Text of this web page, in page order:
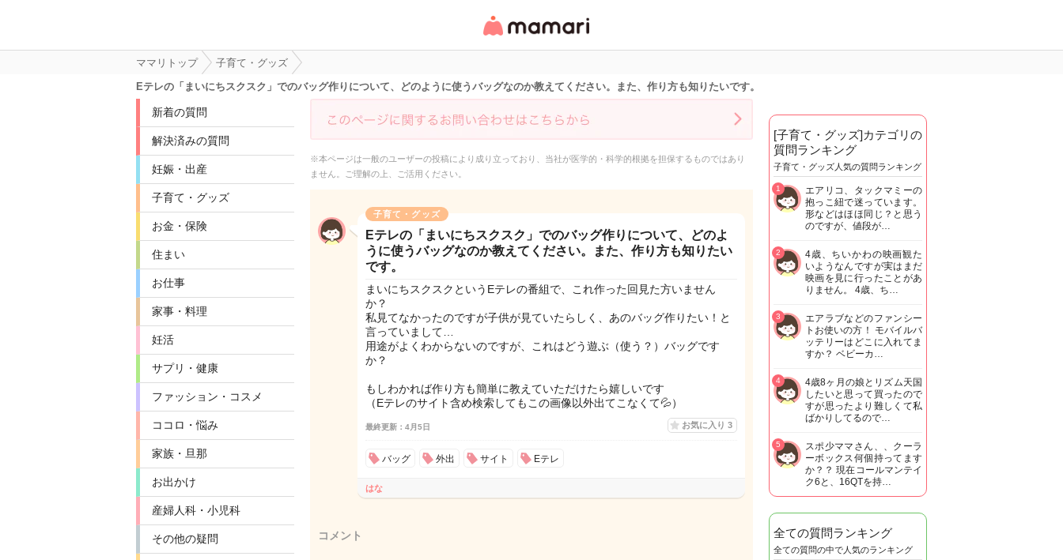
リ・情報サイト
ママリトップ
子育て・グッズ
Eテレの「まいにちスクスク」でのバッグ作りについて、どのように使うバッグなのか教えてください。また、作り方も知りたいです。
新着の質問
解決済みの質問
妊娠・出産
子育て・グッズ
お金・保険
住まい
お仕事
家事・料理
妊活
サプリ・健康
ファッション・コスメ
ココロ・悩み
家族・旦那
お出かけ
産婦人科・小児科
その他の疑問
※本ページは一般のユーザーの投稿により成り立っており、当社が医学的・科学的根拠を担保するものではあり
ません。ご理解の上、ご活用ください。
子育て・グッズ
Eテレの「まいにちスクスク」でのバッグ作りについて、どのよ
うに使うバッグなのか教えてください。また、作り方も知りたい
です。
まいにちスクスクというEテレの番組で、これ作った回見た方いません
か？
私見てなかったのですが子供が見ていたらしく、あのバッグ作りたい！と
言っていまして…
用途がよくわからないのですが、これはどう遊ぶ（使う？）バッグです
か？
もしわかれば作り方も簡単に教えていただけたら嬉しいです
（Eテレのサイト含め検索してもこの画像以外出てこなくて💦）
最終更新：4月5日 お気に入り 3
バッグ 外出 サイト Eテレ
はな
コメント
[子育て・グッズ]カテゴリの
質問ランキング
子育て・グッズ人気の質問ランキング
エアリコ、タックマミーの
抱っこ紐で迷っています。
形などはほほ同じ？と思う
のですが、値段が…
1
4歳、ちいかわの映画観た
いようなんですが実はまだ
映画を見に行ったことがあ
りません。 4歳、ち…
2
エアラブなどのファンシー
トお使いの方！ モバイルバ
ッテリーはどこに入れてま
すか？ ベビーカ…
3
4歳8ヶ月の娘とリズム天国
したいと思って買ったので
すが思ったより難しくて私
ばかりしてるので…
4
スポ少ママさん、、クーラ
ーボックス何個持ってます
か？？ 現在コールマンテイ
ク6と、16QTを持…
5
全ての質問ランキング
全ての質問の中で人気のランキング